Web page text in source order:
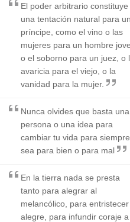
El poder arbitrario constituye
una tentación natural para un
príncipe, como el vino o las
mujeres para un hombre
o el soborno para un juez, o
avaricia para el viejo, o la
vanidad para la mujer.
Nunca olvides que basta una
persona o una idea para
cambiar tu vida para
sea para bien o para mal
En la tierra nada se presta
tanto para alegrar al
melancólico, para
alegre, para infundir coraje